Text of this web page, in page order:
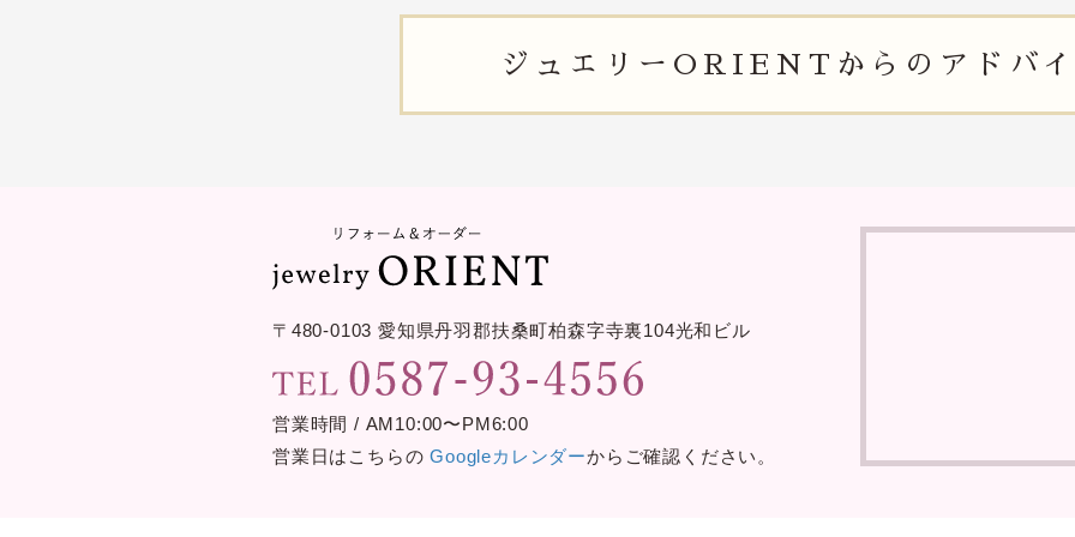
ジュエリー ORIENTからの アドバ
〒480-0103愛知県丹羽郡扶桑町柏森字寺裏104光和ビル
営業時間 / AM10:00〜PM6:00
営業日はこちらのGoogleカレンダーからご確認ください。